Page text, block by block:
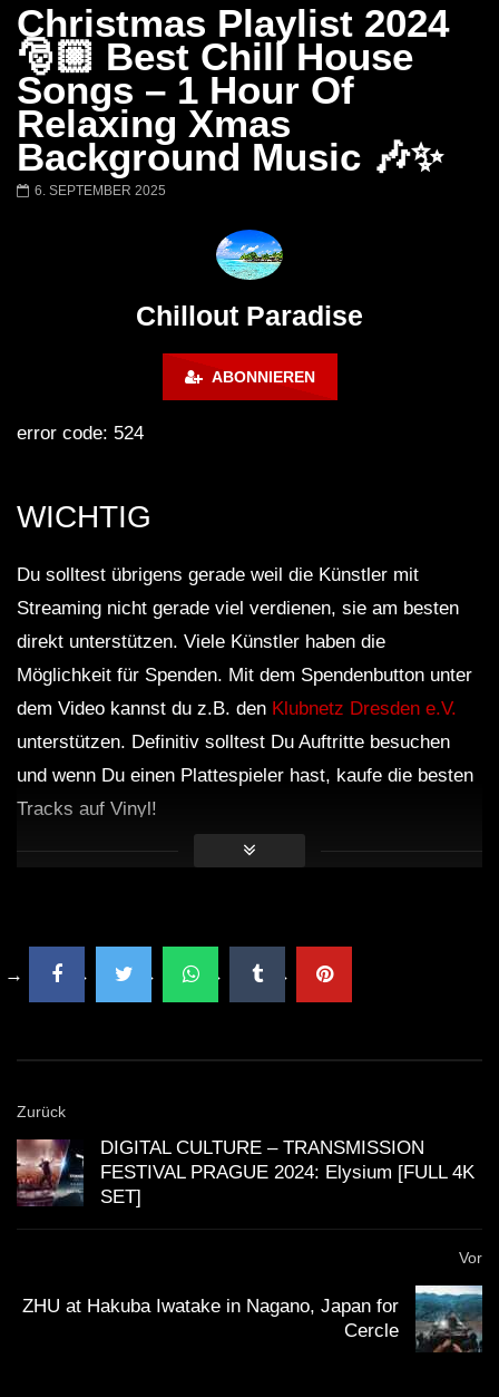
Später
01:02:49
Chillout Ibiza Lounge 2024 🍓
Calm & Relaxing Background
Music 🍓 Chill, Study, Work,
Lust. – Runaway
Christmas Playlist 2024
🎅🏼 Best Chill House
Songs – 1 Hour Of
Relaxing Xmas
Background Music 🎶✨
6. SEPTEMBER 2025
Chillout Paradise
ABONNIEREN
error code: 524
WICHTIG
Du solltest übrigens gerade weil die Künstler mit
Streaming nicht gerade viel verdienen, sie am besten
direkt unterstützen. Viele Künstler haben die
Möglichkeit für Spenden. Mit dem Spendenbutton unter
dem Video kannst du z.B. den Klubnetz Dresden e.V.
unterstützen. Definitiv solltest Du Auftritte besuchen
und wenn Du einen Plattespieler hast, kaufe die besten
Tracks auf Vinyl!
Zurück
DIGITAL CULTURE – TRANSMISSION
FESTIVAL PRAGUE 2024: Elysium [FULL 4K
SET]
Vor
ZHU at Hakuba Iwatake in Nagano, Japan for
Cercle